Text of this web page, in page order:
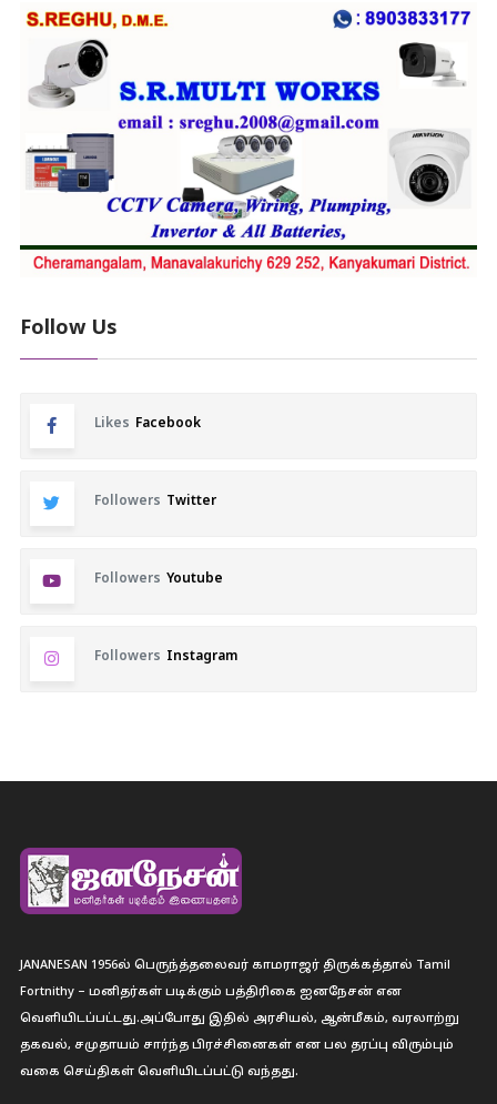
Follow Us
Likes Facebook
Followers Twitter
Followers Youtube
Followers Instagram
JANANESAN 1956ல் பெருந்த்தலைவர் காமராஜர் திருக்கத்தால் Tamil
Fortnithy – மனிதர்கள் படிக்கும் பத்திரிகை ஐனநேசன் என
வெளியிடப்பட்டது.அப்போது இதில் அரசியல், ஆன்மீகம், வரலாற்று
தகவல், சமுதாயம் சார்ந்த பிரச்சினைகள் என பல தரப்பு விரும்பும்
வகை செய்திகள் வெளியிடப்பட்டு வந்தது.